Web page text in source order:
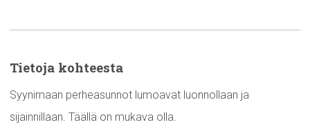
Tietoja kohteesta
Syynimaan perheasunnot lumoavat luonnollaan ja
sijainnillaan. Täällä on mukava olla.